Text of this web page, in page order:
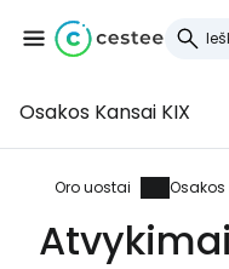
Osakos Kansai KIX
Oro uostai
Cestee
... pasaulinė